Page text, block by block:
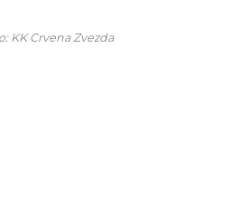
KK Crvena Zvezda